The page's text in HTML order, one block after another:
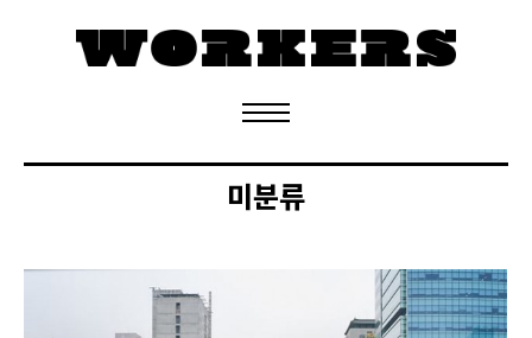
정기구독 신청
미분류